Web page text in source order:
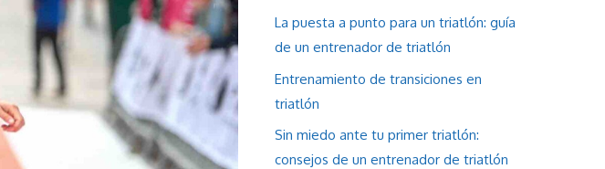
La puesta a punto para un triatlón: guía
de un entrenador de triatlón
Entrenamiento de transiciones en
triatlón
Sin miedo ante tu primer triatlón:
consejos de un entrenador de triatlón